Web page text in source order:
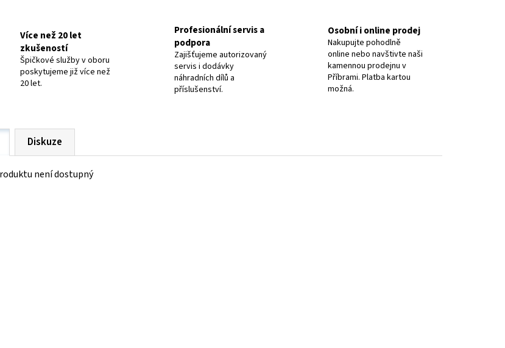
Více než 20 let
zkušeností
Špičkové služby v oboru
poskytujeme již více než
20 let.
Profesionální servis a
podpora
Zajišťujeme autorizovaný
servis i dodávky
náhradních dílů a
příslušenství.
Osobní i online prodej
Nakupujte pohodlně
online nebo navštivte naši
kamennou prodejnu v
Příbrami. Platba kartou
možná.
Diskuze
není dostupný